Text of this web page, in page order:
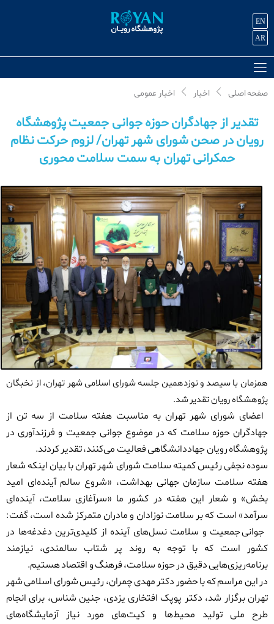
EN
AR
صفحه اصلی اخبار اخبار عمومی
تقدیر از جهادگران حوزه جوانی جمعیت پژوهشگاه
رویان در صحن شورای شهر تهران/ لزوم حرکت نظام
حمکرانی تهران به سمت سلامت محوری
همزمان با سیصد و نوزدهمین جلسه شورای اسلامی شهر تهران، از نخبگان
پژوهشگاه رویان تقدیر شد.
اعضای شورای شهر تهران به مناسبت هفته سلامت از سه تن از
جهادگران حوزه سلامت که در موضوع جوانی جمعیت و فرزندآوری در
پژوهشگاه رویان جهاددانشگاهی فعالیت می‌کنند، تقدیر کردند.
سوده نجفی رئیس کمیته سلامت شورای شهر تهران با بیان اینکه شعار
هفته سلامت سازمان جهانی بهداشت، «شروع سالم آینده‌ای امید
بخش» و شعار این هفته در کشور ما «سرآغازی سلامت، آینده‌ای
سرآمد» است که بر سلامت نوزادان و مادران متمرکز شده است، گفت:
جوانی جمعیت و سلامت نسل‌های آینده از کلیدی‌ترین دغدغه‌ها در
کشور است که با توجه به روند پر شتاب سالمندی، نیازمند
برنامه‌ریزی‌هایی دقیق در حوزه سلامت، فرهنگ و اقتصاد هستیم.
در این مراسم که با حضور دکتر مهدی چمران، رئیس شورای اسلامی شهر
تهران برگزار شد، دکتر پوپک افتخاری یزدی، جنین شناس، برای انجام
طرح ملی تولید محیط‌ها و کیت‌های مورد نیاز آزمایشگاه‌های